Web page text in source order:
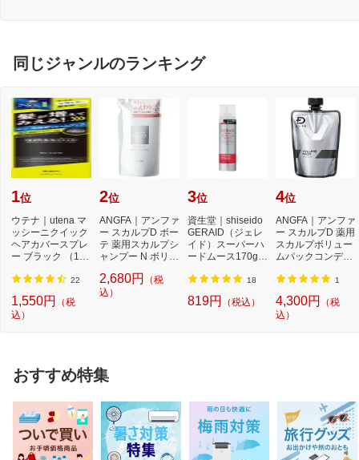
同じジャンルのランキング
1位
ウテナ｜utena マ
ッシーニクイック
ヘアカバースプレ
ー ブラック （140
22
1,550円
（税
込）
2位
ANGFA｜アンファ
ー スカルプD ボー
テ 薬用スカルプシ
ャンプー N ボリュ
2,680円
（税
込）
3位
資生堂｜shiseido
GERAID（ジェレ
イド）スーパーハ
ードムース170g
ー...
18
819円 （税込）
4位
ANGFA｜アンファ
ー スカルプD 薬用
スカルプボリュー
ムパックコンディ
1
4,300円
（税
込）
おすすめ特集